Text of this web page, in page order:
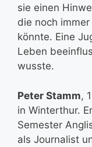
sie einen
die noch
könnte. Eine
Leben
wusste.
Peter Stamm,
in Winterthur.
Semester
als Journalist